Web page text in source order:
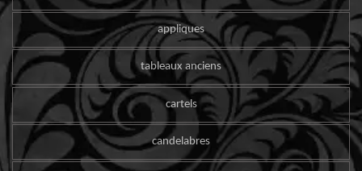
appliques
tableaux anciens
cartels
candelabres